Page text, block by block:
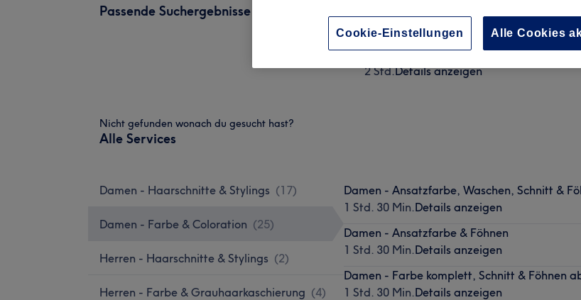
Passende Suchergebnisse
1 Std. 30 Min.Details anzeigen
Damen - Abmattierung & Föhnen
2 Std.Details anzeigen
Nicht gefunden wonach du gesucht hast?
Alle Services
Damen - Haarschnitte & Stylings (17)
Damen - Farbe & Coloration (25)
Herren - Haarschnitte & Stylings (2)
Herren - Farbe & Grauhaarkaschierung (4)
Damen - Ansatzfarbe, Waschen, Schnitt &
1 Std. 30 Min.Details anzeigen
Damen - Ansatzfarbe & Föhnen
1 Std. 30 Min.Details anzeigen
Damen - Farbe komplett, Schnitt & Föhnen
1 Std. 30 Min.Details anzeigen
Cookie-Einstellungen Alle Cookies